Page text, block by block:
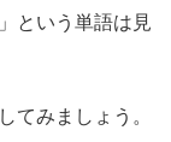
という単語は見
てみましょう。